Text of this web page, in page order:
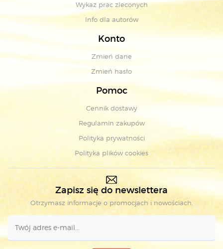
Wykaz prac zleconych
Info dla autorów
Konto
Zmień dane
Zmień hasło
Pomoc
Cennik dostawy
Regulamin zakupów
Polityka prywatności
Polityka plików cookies
Zapisz się do newslettera
Otrzymasz informacje o promocjach i nowościach.